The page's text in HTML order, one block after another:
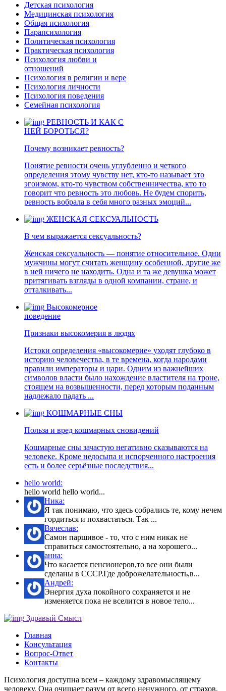
Детская психология
Медицинская психология
Общая психология
Парапсихология
Политическая психология
Практическая психология
Психология любви и
отношений
Психология в религии и вере
Психология личности
Психология поведения
Семейная психология
РЕВНОСТЬ И КАК С
НЕЙ БОРОТЬСЯ?
Почему возникает ревность?
Понятие ревности очень углубленно и четкого
определения этому чувству нет, кто-то называет это
эгоизмом, кто-то чувством собственничества, кто то
говорит что ревность это любовь. Не будем спорить,
ревность вобрала в себя много разных эмоций...
ЖЕНСКАЯ СЕКСУАЛЬНОСТЬ
В чем выражается сексуальность?
Женская сексуальность — понятие относительное. Одни
мужчины могут считать женщину особенной, другие же
в ней ничего не находить. Одна и та же девушка может
притягивать взгляды в одной компании, стране, и
отталкивать...
Высокомерное
поведение
Признаки высокомерия в людях
Истоки определения «высокомерие» уходят глубоко в
историю человечества, в те времена, когда народами
правили императоры и цари. Одним из важнейших
символов власти было нахождение властителя на троне,
стоящем на возвышенности, перед которым поданным
надлежало падать ...
КОШМАРНЫЕ СНЫ
Польза и вред кошмарных сновидений
Кошмарные сны зачастую негативно сказываются на
человеке. Кроме недосыпа и испорченного настроения
есть и более серьёзные последствия...
hello world:
hello world hello world...
Ника:
Я так понимаю, что здесь собрались те, кому нечем
гордиться и похвастаться. Так ...
Вячеслав:
Самон паршивое - то, что с ним никак не
справиться самостоятельно, а на хорошего...
анна:
Что касается пенсионеров,то все они были
сделаны в СССР.Где доброжелательность,в...
Андрей:
Энергия духа покойного сохраняется и не
изменяется пока не вселится в новое тело...
Здравый Смысл
Главная
Консультация
Вопрос-Ответ
Контакты
Психология доступна всем – каждому здравомыслящему
человеку. Она очищает разум от всего ненужного, от страхов,